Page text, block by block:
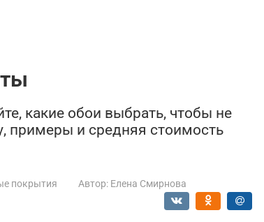
какие обои выбрать, чтобы не
примеры и средняя стоимость
покрытия Автор: Елена Смирнова